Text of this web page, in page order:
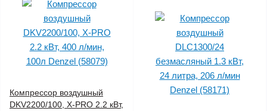
Компрессор воздушный
DKV2200/100, Х-PRO 2.2 кВт,